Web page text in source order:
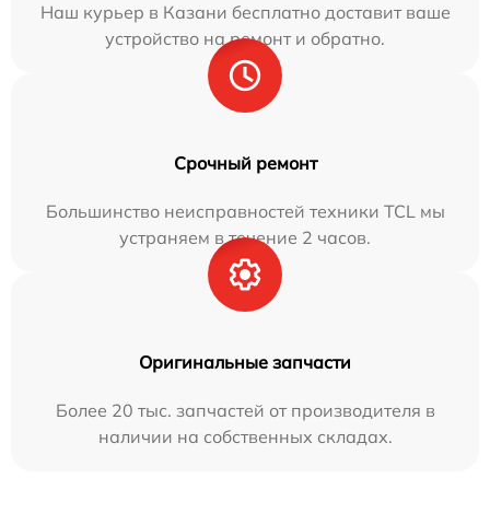
Наш курьер в Казани бесплатно доставит ваше
устройство на ремонт и обратно.
Срочный ремонт
Большинство неисправностей техники TCL мы
устраняем в течение 2 часов.
Оригинальные запчасти
Более 20 тыс. запчастей от производителя в
наличии на собственных складах.